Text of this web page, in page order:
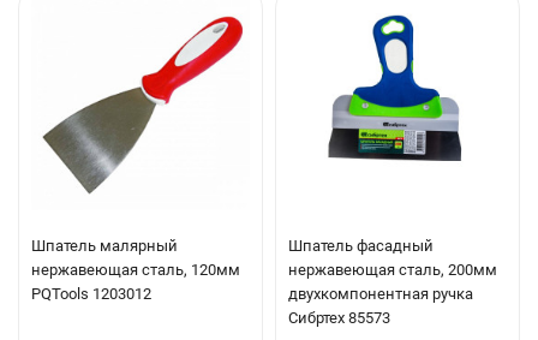
Шпатель малярный
нержавеющая сталь, 120мм
PQTools 1203012
Шпатель фасадный
нержавеющая сталь, 200мм
двухкомпонентная ручка
Сибртех 85573